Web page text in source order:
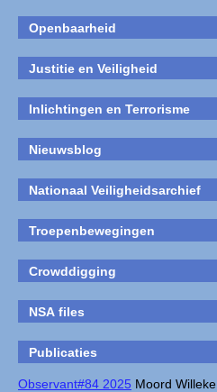
Openbaarheid
Justitie en Veiligheid
Inlichtingen en Terrorisme
Nieuwsblog
Nationaal Veiligheidsarchief
Troepenbewegingen
Crowddigging
NSA files
Publicaties
Observant#84 2025 Moord